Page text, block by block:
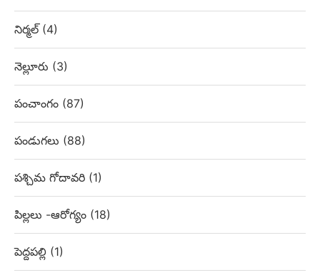
నిర్మల్ (4)
నెల్లూరు (3)
పంచాంగం (87)
పండుగలు (88)
పశ్చిమ గోదావరి (1)
పిల్లలు -ఆరోగ్యం (18)
పెద్దపల్లి (1)